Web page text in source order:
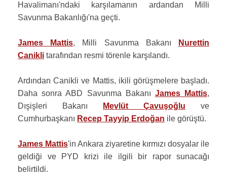
Havalimanı'ndaki karşılamanın ardandan Milli
Savunma Bakanlığı'na geçti.
James Mattis, Milli Savunma Bakanı
Nurettin
Canikli tarafından resmi törenle karşılandı.
Ardından Canikli ve Mattis, ikili görüşmelere başladı.
Daha sonra ABD Savunma Bakanı James Mattis,
Dışişleri Bakanı
Mevlüt Çavuşoğlu ve
Cumhurbaşkanı Recep Tayyip Erdoğan ile görüştü.
James Mattis'in Ankara ziyaretine kırmızı dosyalar ile
geldiği ve PYD krizi ile ilgili bir rapor sunacağı
belirtildi.